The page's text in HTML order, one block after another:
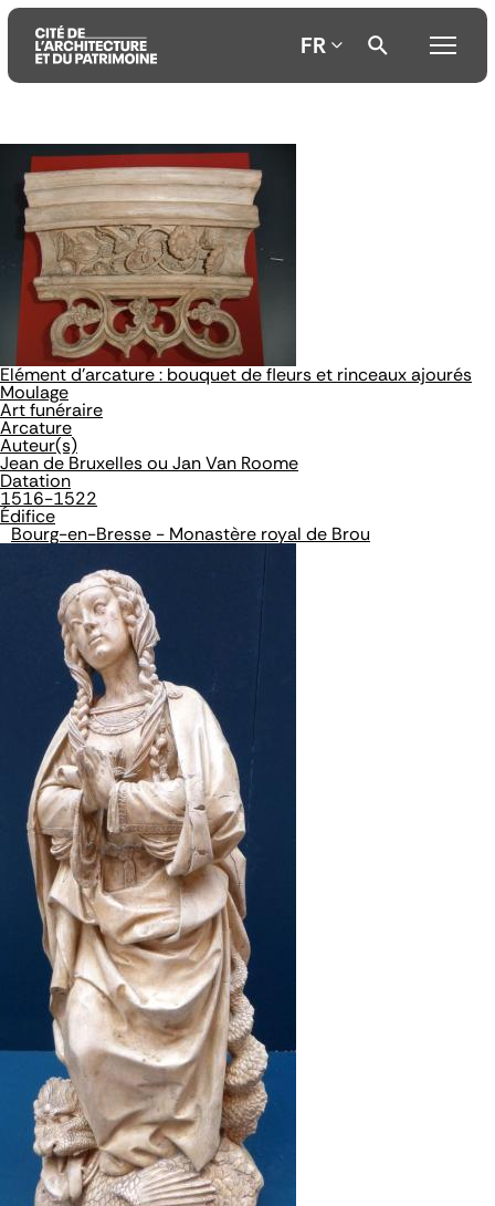
Aller
au
contenu
principal
Aller
au
menu
principal
Aller
recherche
FR
Elément d'arcature : bouquet de fleurs et rinceaux ajourés
Moulage
Art funéraire
Arcature
Auteur(s)
Jean de Bruxelles ou Jan Van Roome
Datation
1516-1522
Édifice
Bourg-en-Bresse - Monastère royal de Brou